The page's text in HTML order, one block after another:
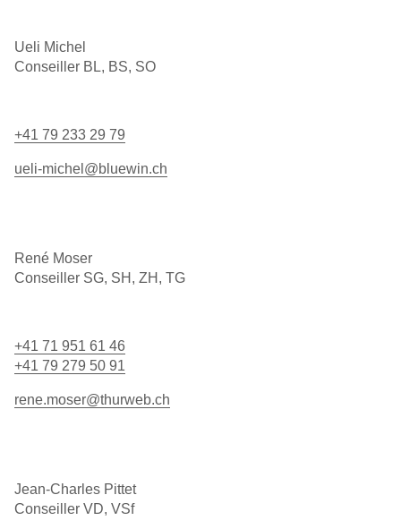
Ueli Michel
Conseiller BL, BS, SO
+41 79 233 29 79
ueli-michel@bluewin.ch
René Moser
Conseiller SG, SH, ZH, TG
+41 71 951 61 46
+41 79 279 50 91
rene.moser@thurweb.ch
Jean-Charles Pittet
Conseiller VD, VSf